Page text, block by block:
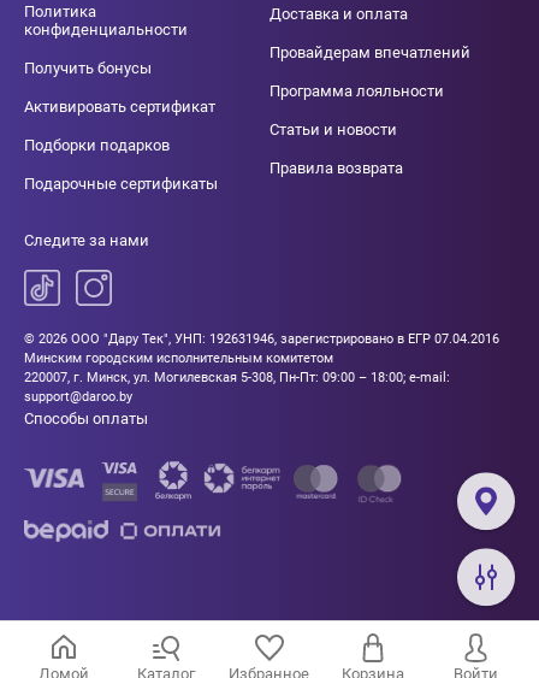
Политика
конфиденциальности
Получить бонусы
Активировать сертификат
Подборки подарков
Подарочные сертификаты
Доставка и оплата
Провайдерам впечатлений
Программа лояльности
Статьи и новости
Правила возврата
Следите за нами
© 2026 ООО "Дару Тек", УНП: 192631946, зарегистрировано в ЕГР 07.04.2016
Минским городским исполнительным комитетом
220007, г. Минск, ул. Могилевская 5-308, Пн-Пт: 09:00 – 18:00; e-mail:
support@daroo.by
Способы оплаты
Домой Каталог Избранное Корзина Войти